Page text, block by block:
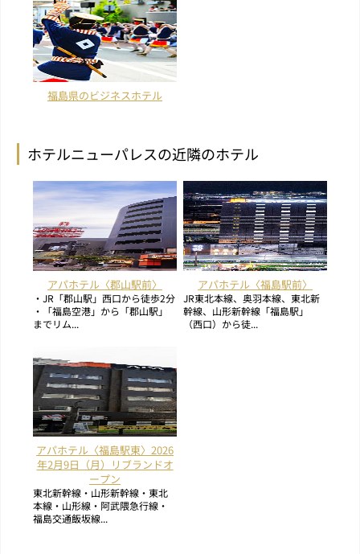
福島県のビジネスホテル
ホテルニューパレスの近隣のホテル
アパホテル〈郡山駅前〉
・JR「郡山駅」西口から徒歩2分
・「福島空港」から「郡山駅」
までリム...
アパホテル〈福島駅前〉
JR東北本線、奥羽本線、東北新
幹線、山形新幹線「福島駅」
（西口）から徒...
アパホテル〈福島駅東〉2026
年2月9日（月）リブランドオ
ープン
東北新幹線・山形新幹線・東北
本線・山形線・阿武隈急行線・
福島交通飯坂線...